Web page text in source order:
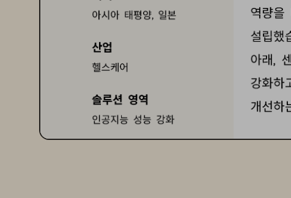
아시아 태평양, 일본
산업
헬스케어
솔루션 영역
인공지능 성능 강화
역량을
설립했
아래,
강화하
개선하